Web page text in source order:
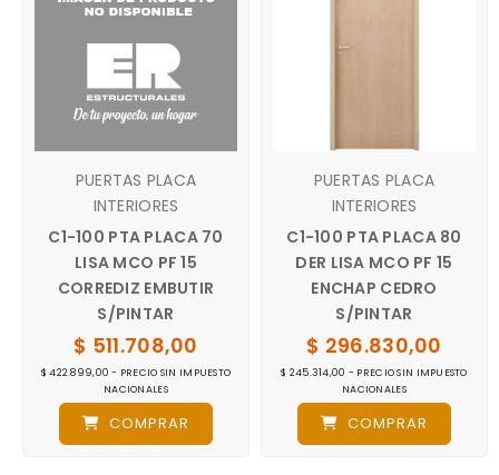
PUERTAS PLACA
INTERIORES
C1-100 PTA PLACA 70
LISA MCO PF 15
CORREDIZ EMBUTIR
S/PINTAR
$ 511.708,00
$ 422.899,00 - PRECIO SIN IMPUESTO
NACIONALES
COMPRAR
PUERTAS PLACA
INTERIORES
C1-100 PTA PLACA 80
DER LISA MCO PF 15
ENCHAP CEDRO
S/PINTAR
$ 296.830,00
$ 245.314,00 - PRECIO SIN IMPUESTO
NACIONALES
COMPRAR